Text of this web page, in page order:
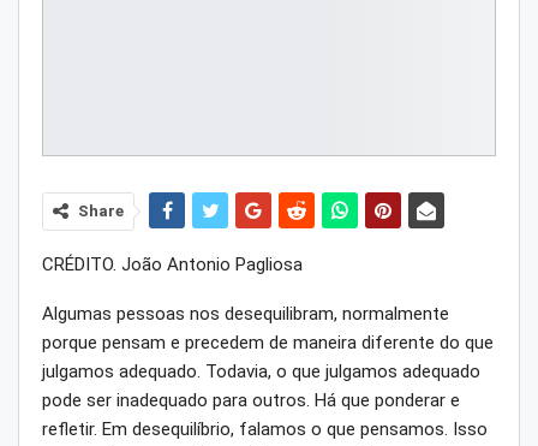
Share
CRÉDITO. João Antonio Pagliosa
Algumas pessoas nos desequilibram, normalmente
porque pensam e precedem de maneira diferente do que
julgamos adequado. Todavia, o que julgamos adequado
pode ser inadequado para outros. Há que ponderar e
refletir. Em desequilíbrio, falamos o que pensamos. Isso